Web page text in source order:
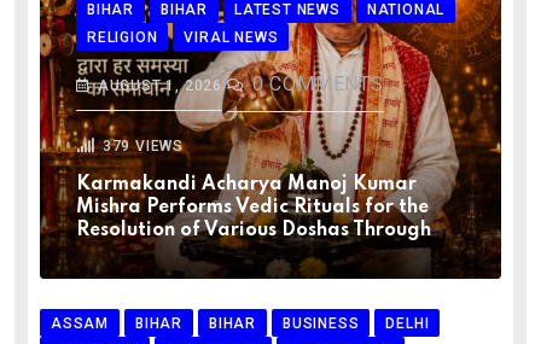
BIHAR BIHAR LATEST NEWS
NATIONAL
RELIGION
VIRAL NEWS
AUGUST 1, 2026 0COMMENTS
379VIEWS
Karmakandi Acharya Manoj Kumar
Mishra Performs Vedic Rituals for the
Resolution of Various Doshas Through
ASSAM BIHAR BIHAR BUSINESS
DELHI